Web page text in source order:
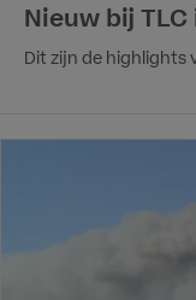
Nieuw bij
Dit zijn de highlights